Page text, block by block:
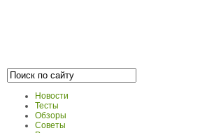
Новости
Тесты
Обзоры
Советы